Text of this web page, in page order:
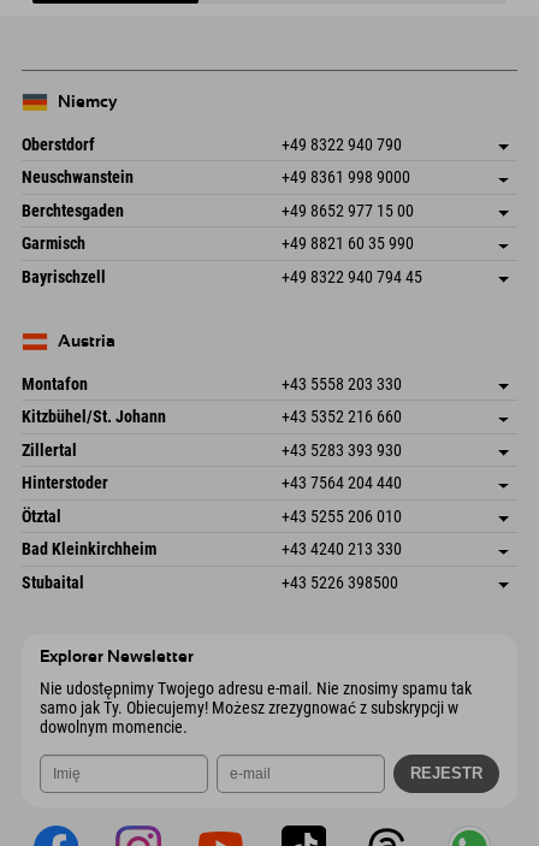
Niemcy
Oberstdorf +49 8322 940 790
An der Breitach 3
Niemcy
Zapisz adres
Książka
Neuschwanstein +49 8361 998 9000
An der Riese 45
87484 Nesselwang im Allgäu
Niemcy
Zapisz adres
Książka
Berchtesgaden +49 8652 977 15 00
Hofreitstr. 7
Niemcy
Zapisz adres
Książka
Garmisch +49 8821 60 35 990
Frickenstraße 22
82490 Farchant
Zapisz adres
Bayrischzell +49 8322 940 794 45
NiemcyAustria
Montafon +43 5558 203 330
Dorfstr. 127b
6793 Gaschurn/Montafon
Austria
Zapisz adres
Książka
Kitzbühel/St. Johann +43 5352 216 660
Speckbacherstraße 87
Austria
Zapisz adres
Książka
Zillertal +43 5283 393 930
Schmiedau 2
Austria
Zapisz adres
Książka
Hinterstoder +43 7564 204 440
Freizeitpark 10
Austria
Zapisz adres
Książka
Ötztal +43 5255 206 010
Gscheat 14
Austria
Zapisz adres
Książka
Bad Kleinkirchheim +43 4240 213 330
Dorfstraße 24
Zapisz adres
Stubaital +43 5226 398500
Explorer Newsletter
Nie udostępnimy Twojego adresu e-mail. Nie znosimy spamu tak
samo jak Ty. Obiecujemy! Możesz zrezygnować z subskrypcji w
dowolnym momencie.